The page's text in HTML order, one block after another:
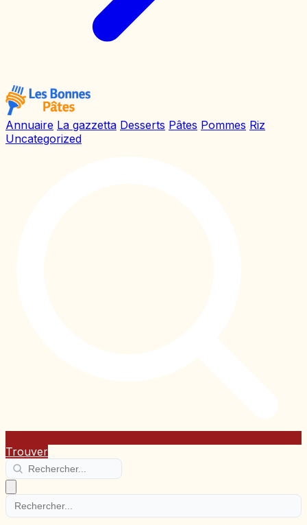
Annuaire La gazzetta Desserts Pâtes Pommes Riz
Uncategorized
Trouver